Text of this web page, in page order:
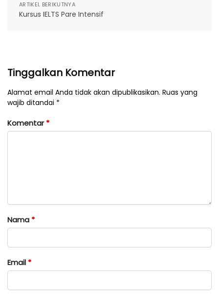
ARTIKEL BERIKUTNYA
Kursus IELTS Pare Intensif
Tinggalkan Komentar
Alamat email Anda tidak akan dipublikasikan. Ruas yang
wajib ditandai *
Komentar*
Nama *
Email *